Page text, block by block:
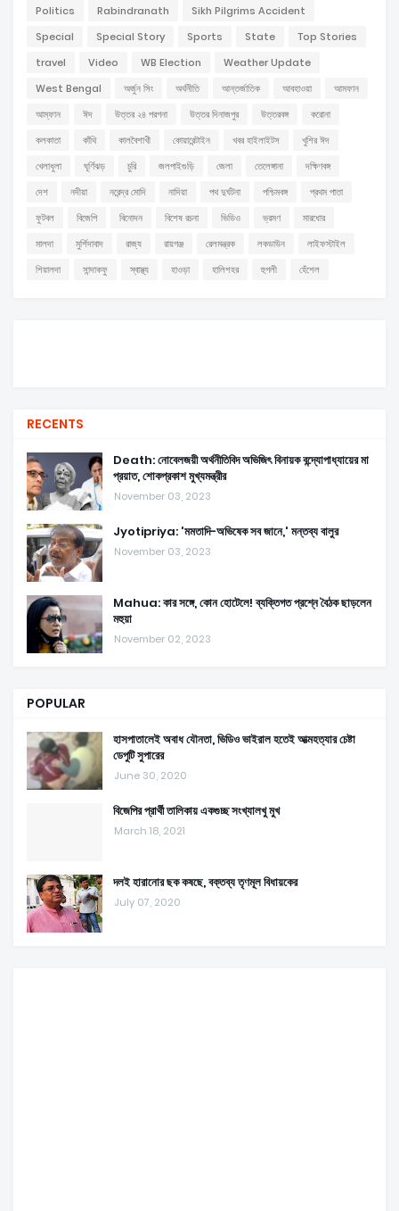
Politics Rabindranath
Sikh Pilgrims Accident
Special
Special Story Sports State
Top Stories
travel
Video WB Election
Weather Update
West Bengal
অর্জুন সিং অর্থনীতি আন্তর্জাতিক আবহাওয়া
আমফান
আম্ফান
ঈদ উত্তর ২৪ পরগনা উত্তর দিনাজপুর উত্তরবঙ্গ
করোনা
কলকাতা
কাঁথি কালবৈশাখী কোয়ারেন্টাইন খবর হাইলাইটস
খুশির ঈদ
খেলাধুলা
ঘূর্ণিঝড় চুরি জলপাইগুড়ি জেলা তেলেঙ্গানা
দক্ষিণবঙ্গ
দেশ
নদীয়া নরেন্দ্র মোদি নাদিয়া পথ দুর্ঘটনা পশ্চিমবঙ্গ
প্রথম পাতা
ফুটবল
বিজেপি বিনোদন বিশেষ রচনা ভিডিও ভ্রমণ
মারধোর
মালদা
মুর্শিদাবাদ রাজ্য রায়গঞ্জ রেলমন্ত্রক লকডাউন
লাইফস্টাইল
শিয়ালদা
সান্দাকফু স্বাস্থ্য হাওড়া হালিশহর হুগলী হেঁশেল
RECENTS
Death: নোবেলজয়ী অর্থনীতিবিদ অভিজিৎ বিনায়ক বন্দ্যোপাধ্যায়ের মা
প্রয়াত, শোকপ্রকাশ মুখ্যমন্ত্রীর
November 03, 2023
Jyotipriya: 'মমতাদি-অভিষেক সব জানে,' মন্তব্য বালুর
November 03, 2023
Mahua: কার সঙ্গে, কোন হোটেলে! ব্যক্তিগত প্রশ্নে বৈঠক ছাড়লেন
মহুয়া
November 02, 2023
POPULAR
হাসপাতালেই অবাধ যৌনতা, ভিডিও ভাইরাল হতেই আত্মহত্যার চেষ্টা
ডেপুটি সুপারের
June 30, 2020
বিজেপির প্রার্থী তালিকায় একগুচ্ছ সংখ্যালখু মুখ
March 18, 2021
দলই হারানোর ছক কষছে, বক্তব্য তৃণমূল বিধায়কের
July 07, 2020